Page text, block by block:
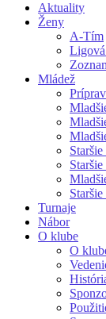
Aktuality
Ženy
A-Tím
Mládež
Turnaje
Nábor
O klube
O